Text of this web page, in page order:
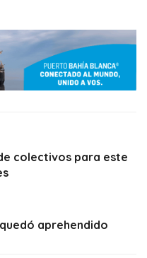
colectivos para este
aprehendido